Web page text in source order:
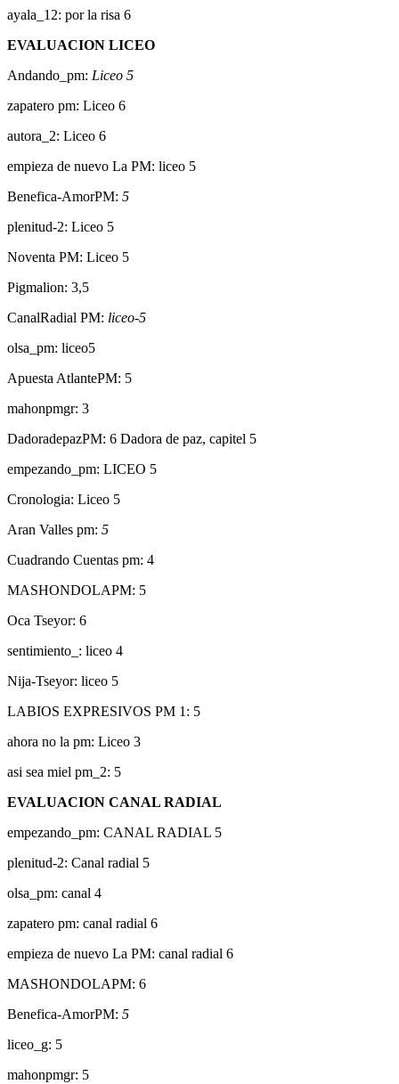
ayala_12: por la risa 6
EVALUACION LICEO
Andando_pm: Liceo 5
zapatero pm: Liceo 6
autora_2: Liceo 6
empieza de nuevo La PM: liceo 5
Benefica-AmorPM: 5
plenitud-2: Liceo 5
Noventa PM: Liceo 5
Pigmalion: 3,5
CanalRadial PM: liceo-5
olsa_pm: liceo5
Apuesta AtlantePM: 5
mahonpmgr: 3
DadoradepazPM: 6 Dadora de paz, capitel 5
empezando_pm: LICEO 5
Cronologia: Liceo 5
Aran Valles pm: 5
Cuadrando Cuentas pm: 4
MASHONDOLAPM: 5
Oca Tseyor: 6
sentimiento_: liceo 4
Nija-Tseyor: liceo 5
LABIOS EXPRESIVOS PM 1: 5
ahora no la pm: Liceo 3
asi sea miel pm_2: 5
EVALUACION CANAL RADIAL
empezando_pm: CANAL RADIAL 5
plenitud-2: Canal radial 5
olsa_pm: canal 4
zapatero pm: canal radial 6
empieza de nuevo La PM: canal radial 6
MASHONDOLAPM: 6
Benefica-AmorPM: 5
liceo_g: 5
mahonpmgr: 5